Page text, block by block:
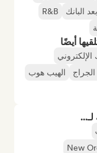
البانك
R&B
أيضًا
الإلكتروني
الهيب هوب
New